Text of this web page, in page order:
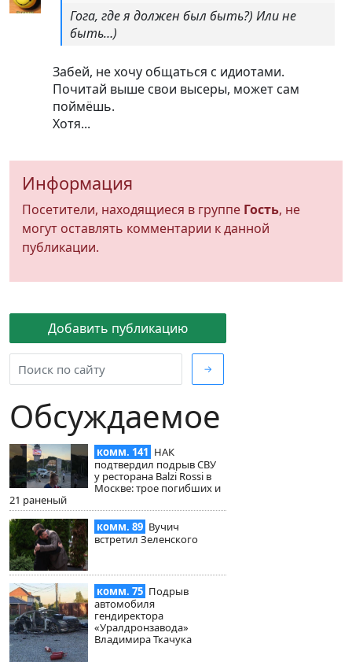
Добавить публикацию
→
Обсуждаемое
комм. 141 НАК
подтвердил подрыв СВУ
у ресторана Balzi Rossi в
Москве: трое погибших и
21 раненый
комм. 89 Вучич
встретил Зеленского
комм. 75 Подрыв
автомобиля
гендиректора
«Уралдронзавода»
Владимира Ткачука
Гога, где я должен был быть?) Или не
быть…)
Забей, не хочу общаться с идиотами.
Почитай выше свои высеры, может сам
поймёшь.
Хотя...
Информация
Посетители, находящиеся в группе Гость, не
могут оставлять комментарии к данной
публикации.